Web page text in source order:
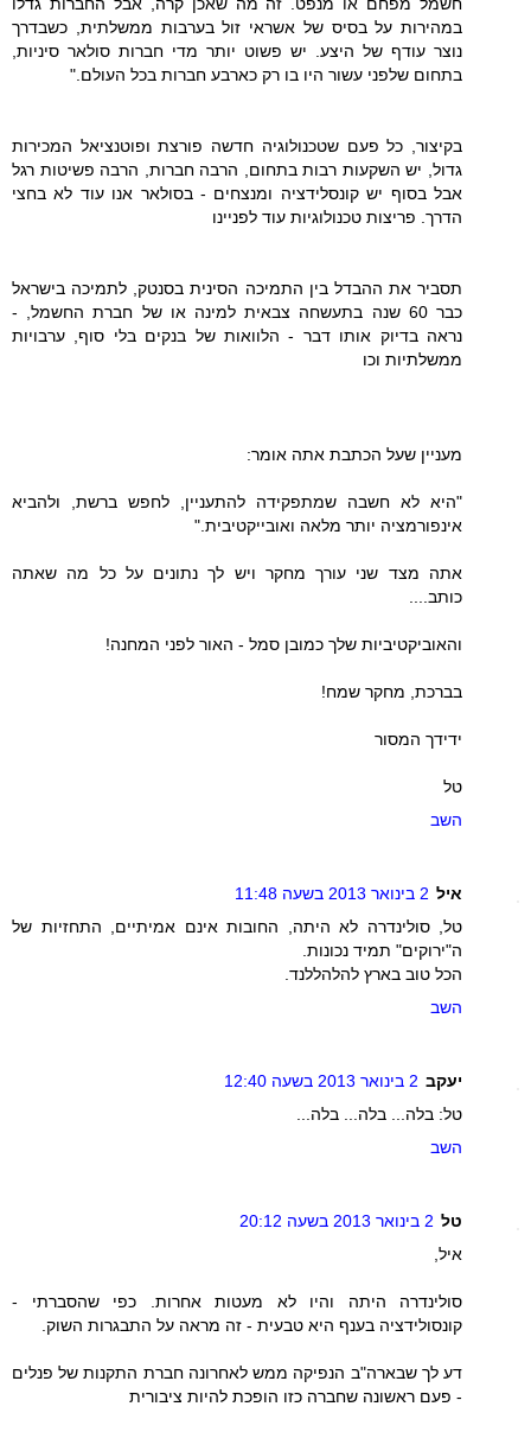
במהירות על בסיס של אשראי זול בערבות ממשלתית, כשבדרך
נוצר עודף של היצע. יש פשוט יותר מדי חברות סולאר סיניות,
בתחום שלפני עשור היו בו רק כארבע חברות בכל העולם."
בקיצור, כל פעם שטכנולוגיה חדשה פורצת ופוטנציאל המכירות
גדול, יש השקעות רבות בתחום, הרבה חברות, הרבה פשיטות רגל
אבל בסוף יש קונסלידציה ומנצחים - בסולאר אנו עוד לא בחצי
הדרך. פריצות טכנולוגיות עוד לפניינו
תסביר את ההבדל בין התמיכה הסינית בסנטק, לתמיכה בישראל
כבר 60 שנה בתעשחה צבאית למינה או של חברת החשמל, -
נראה בדיוק אותו דבר - הלוואות של בנקים בלי סוף, ערבויות
ממשלתיות וכו
מעניין שעל הכתבת אתה אומר:
"היא לא חשבה שמתפקידה להתעניין, לחפש ברשת, ולהביא
אינפורמציה יותר מלאה ואובייקטיבית."
אתה מצד שני עורך מחקר ויש לך נתונים על כל מה שאתה
כותב....
והאוביקטיביות שלך כמובן סמל - האור לפני המחנה!
בברכת, מחקר שמח!
ידידך המסור
טל
השב
איל 2 בינואר 2013 בשעה 11:48
טל, סולינדרה לא היתה, החובות אינם אמיתיים, התחזיות של
ה"ירוקים" תמיד נכונות.
הכל טוב בארץ להלהללנד.
השב
יעקב 2 בינואר 2013 בשעה 12:40
טל: בלה... בלה... בלה...
השב
טל 2 בינואר 2013 בשעה 20:12
איל,
סולינדרה היתה והיו לא מעטות אחרות. כפי שהסברתי -
קונסולידציה בענף היא טבעית - זה מראה על התבגרות השוק.
דע לך שבארה"ב הנפיקה ממש לאחרונה חברת התקנות של פנלים
- פעם ראשונה שחברה כזו הופכת להיות ציבורית